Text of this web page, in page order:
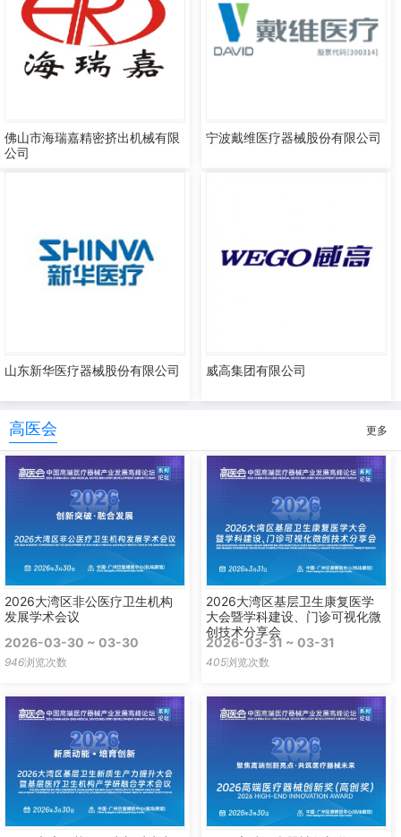
佛山市海瑞嘉精密挤出机械有限
公司
宁波戴维医疗器械股份有限公司
山东新华医疗器械股份有限公司 威高集团有限公司
高医会 更多
2026大湾区非公医疗卫生机构
发展学术会议
2026-03-30 ~ 03-30
946浏览次数
2026大湾区基层卫生康复医学
大会暨学科建设、门诊可视化微
创技术分享会
2026-03-31 ~ 03-31
405浏览次数